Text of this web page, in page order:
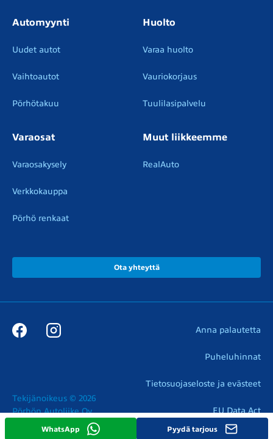
WhatsApp Pyydä tarjous
Automyynti
Uudet autot
Vaihtoautot
Pörhötakuu
Huolto
Varaa huolto
Vauriokorjaus
Tuulilasipalvelu
Varaosat
Varaosakysely
Verkkokauppa
Pörhö renkaat
Muut liikkeemme
RealAuto
Ota yhteyttä
Tekijänoikeus © 2026
Pörhön Autoliike Oy
Anna palautetta
Puheluhinnat
Tietosuojaseloste ja evästeet
EU Data Act